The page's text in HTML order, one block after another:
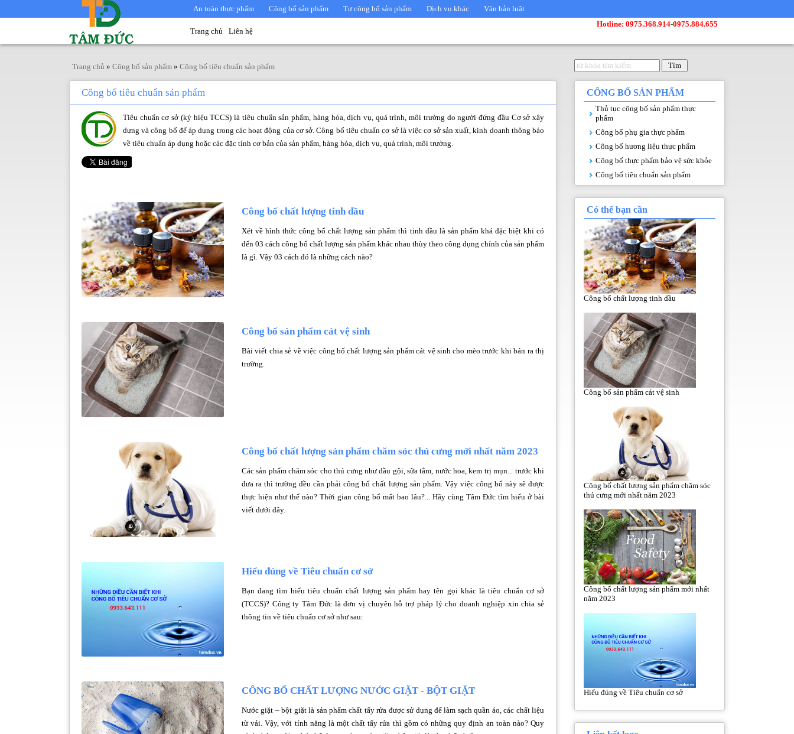
Hotline: 0975.368.914-0975.884.655
An toàn thực phẩm Công bố sản phẩm Tự công bố sản phẩm Dịch vụ khác Văn bản luật
Trang chủ Liên hệ
Trang chủ » Công bố sản phẩm » Công bố tiêu chuẩn sản phẩm
Công bố tiêu chuẩn sản phẩm
Tiêu chuẩn cơ sở (ký hiệu TCCS) là tiêu chuẩn sản phẩm, hàng hóa, dịch vụ, quá trình, môi trường do người đứng đầu Cơ sở xây
dựng và công bố để áp dụng trong các hoạt động của cơ sở. Công bố tiêu chuẩn cơ sở là việc cơ sở sản xuất, kinh doanh thông báo
về tiêu chuẩn áp dụng hoặc các đặc tính cơ bản của sản phẩm, hàng hóa, dịch vụ, quá trình, môi trường.
Công bố chất lượng tinh dầu
Xét về hình thức công bố chất lượng sản phẩm thì tinh dầu là sản phẩm khá đặc biệt khi có
đến 03 cách công bố chất lượng sản phẩm khác nhau thùy theo công dụng chính của sản phẩm
là gì. Vậy 03 cách đó là những cách nào?
Công bố sản phẩm cát vệ sinh
Bài viết chia sẻ về việc công bố chất lượng sản phẩm cát vệ sinh cho mèo trước khi bán ra thị
trường.
Công bố chất lượng sản phẩm chăm sóc thú cưng mới nhất năm 2023
Các sản phẩm chăm sóc cho thú cưng như dầu gội, sữa tắm, nước hoa, kem trị mụn... trước khi
đưa ra thì trường đều cần phải công bố chất lượng sản phẩm. Vậy việc công bố này sẽ được
thực hiện như thế nào? Thời gian công bố mất bao lâu?... Hãy cùng Tâm Đức tìm hiểu ở bài
viết dưới đây.
Hiểu đúng về Tiêu chuẩn cơ sở
Bạn đang tìm hiểu tiêu chuẩn chất lượng sản phẩm hay tên gọi khác là tiêu chuẩn cơ sở
(TCCS)? Công ty Tâm Đức là đơn vị chuyên hỗ trợ pháp lý cho doanh nghiệp xin chia sẻ
thông tin về tiêu chuẩn cơ sở như sau:
CÔNG BỐ CHẤT LƯỢNG NƯỚC GIẶT - BỘT GIẶT
Nước giặt – bột giặt là sản phẩm chất tẩy rửa được sử dụng để làm sạch quần áo, các chất liệu
từ vải. Vậy, với tính năng là một chất tẩy rửa thì gồm có những quy định an toàn nào? Quy
CÔNG BỐ SẢN PHẨM
Thủ tục công bố sản phẩm thực
phẩm
Công bố phụ gia thực phẩm
Công bố hương liệu thực phẩm
Công bố thực phẩm bảo vệ sức khỏe
Công bố tiêu chuẩn sản phẩm
Có thể bạn cần
Công bố chất lượng tinh dầu
Công bố sản phẩm cát vệ sinh
Công bố chất lượng sản phẩm chăm sóc
thú cưng mới nhất năm 2023
Công bố chất lượng sản phẩm mới nhất
năm 2023
Hiểu đúng về Tiêu chuẩn cơ sở